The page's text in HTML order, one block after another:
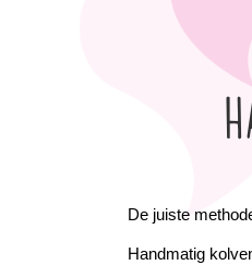
De juiste
Handmatig